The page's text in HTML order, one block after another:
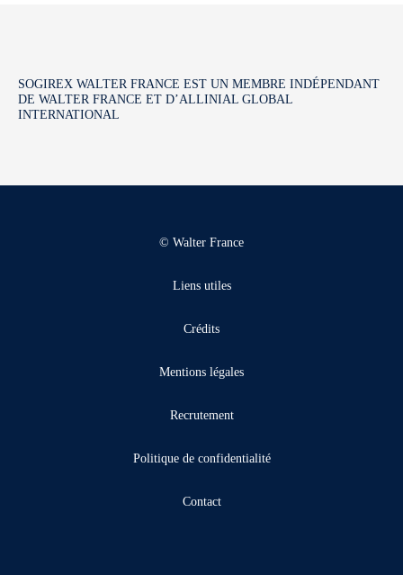
SOGIREX WALTER FRANCE EST UN MEMBRE INDÉPENDANT
DE WALTER FRANCE ET D’ALLINIAL GLOBAL
INTERNATIONAL
© Walter France
Liens utiles
Crédits
Mentions légales
Recrutement
Politique de confidentialité
Contact